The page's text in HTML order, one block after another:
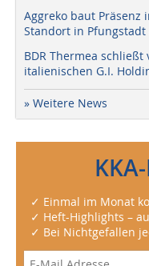
Aggreko baut Präsenz
Standort in Pfungstadt
BDR Thermea
italienischen G.I.
» Weitere News
✓ Einmal im Monat
✓ Heft-Highlights –
✓ Bei Nichtgefallen